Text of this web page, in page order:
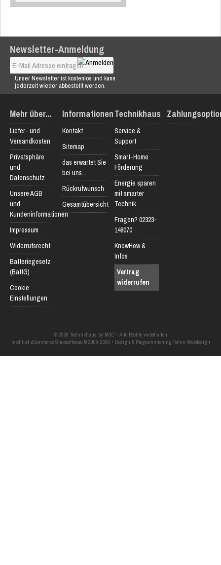
Newsletter-Anmeldung
Unser Newsletter ist kostenlos und kann
jederzeit wieder abbestellt werden.
Mehr über...
Liefer- und
Versandkosten
Privatsphäre
und
Datenschutz
Unsere AGB
und
Kundeninformationen
Impressum
Widerrufsrecht
Batteriegesetz
(BattG)
Cookie
Einstellungen
Informationen
Kontakt
Sitemap
das erwartet Sie
bei uns...
Rückrufwunsch
Gesamtübersicht
Technikhaus
Service &
Support
Smart-Home
Förderung
Energie sparen
mit smarter
Technik
Fragen? 02323-
148070
KnowHow &
Infos
Vertrag
widerrufen
© 2026 Technikhaus by MSC • Alle Rechte vorbehalten
modified eCommerce Shopsoftware © 2009-2026 • Design & Programmierung Rehm Webdesign